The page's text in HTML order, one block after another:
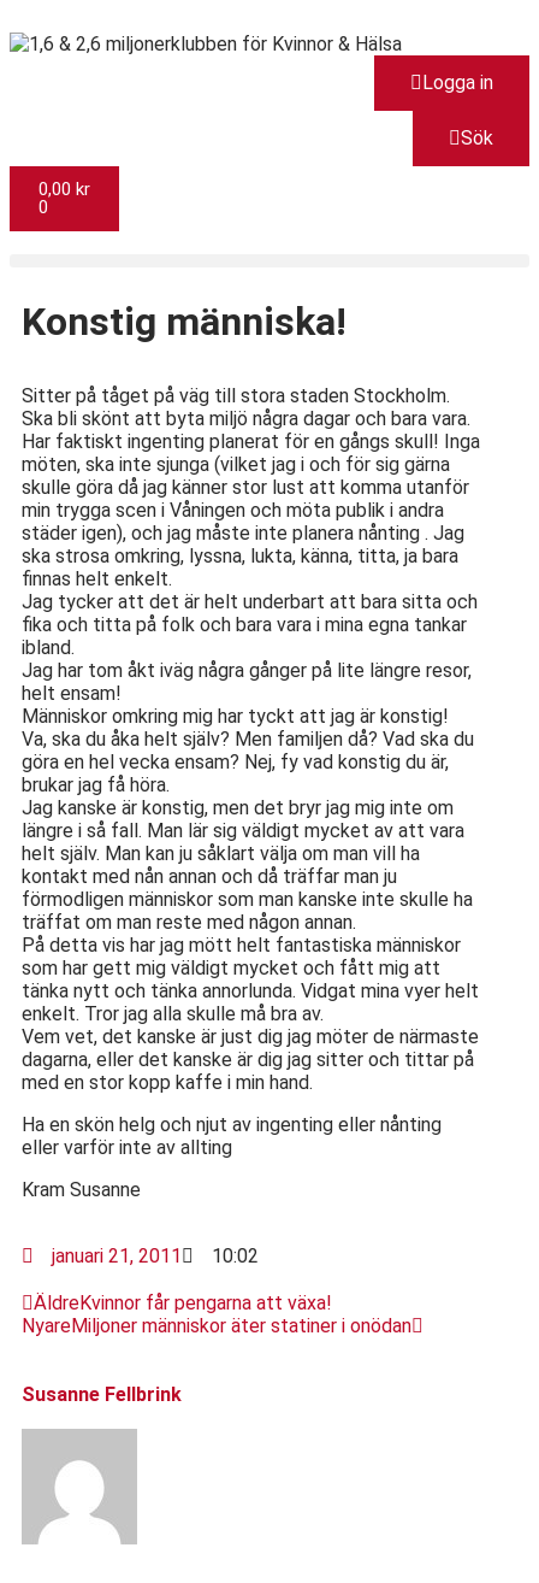
Logga in
Sök
0,00 kr
0
Konstig människa!
Sitter på tåget på väg till stora staden Stockholm.
Ska bli skönt att byta miljö några dagar och bara vara.
Har faktiskt ingenting planerat för en gångs skull! Inga
möten, ska inte sjunga (vilket jag i och för sig gärna
skulle göra då jag känner stor lust att komma utanför
min trygga scen i Våningen och möta publik i andra
städer igen), och jag måste inte planera nånting . Jag
ska strosa omkring, lyssna, lukta, känna, titta, ja bara
finnas helt enkelt.
Jag tycker att det är helt underbart att bara sitta och
fika och titta på folk och bara vara i mina egna tankar
ibland.
Jag har tom åkt iväg några gånger på lite längre resor,
helt ensam!
Människor omkring mig har tyckt att jag är konstig!
Va, ska du åka helt själv? Men familjen då? Vad ska du
göra en hel vecka ensam? Nej, fy vad konstig du är,
brukar jag få höra.
Jag kanske är konstig, men det bryr jag mig inte om
längre i så fall. Man lär sig väldigt mycket av att vara
helt själv. Man kan ju såklart välja om man vill ha
kontakt med nån annan och då träffar man ju
förmodligen människor som man kanske inte skulle ha
träffat om man reste med någon annan.
På detta vis har jag mött helt fantastiska människor
som har gett mig väldigt mycket och fått mig att
tänka nytt och tänka annorlunda. Vidgat mina vyer helt
enkelt. Tror jag alla skulle må bra av.
Vem vet, det kanske är just dig jag möter de närmaste
dagarna, eller det kanske är dig jag sitter och tittar på
med en stor kopp kaffe i min hand.
Ha en skön helg och njut av ingenting eller nånting
eller varför inte av allting
Kram Susanne
januari 21, 2011 10:02
ÄldreKvinnor får pengarna att växa!
NyareMiljoner människor äter statiner i onödan
Susanne Fellbrink